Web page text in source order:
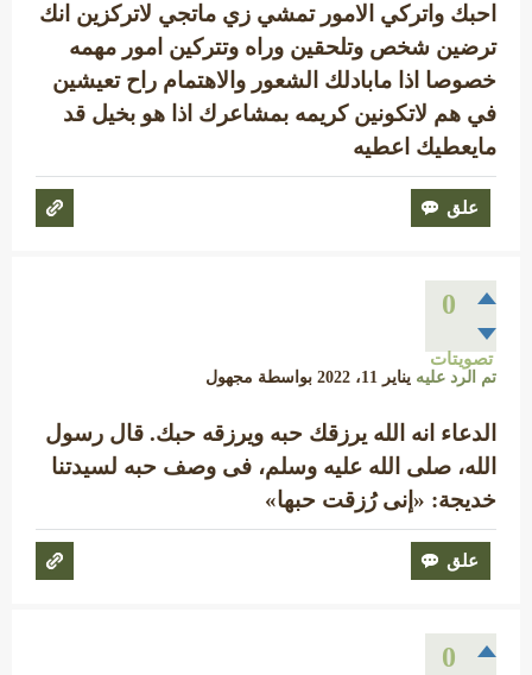
احبك واتركي الامور تمشي زي ماتجي لاتركزين انك
ترضين شخص وتلحقين وراه وتتركين امور مهمه
خصوصا اذا مابادلك الشعور والاهتمام راح تعيشين
في هم لاتكونين كريمه بمشاعرك اذا هو بخيل قد
مايعطيك اعطيه
0
تصويتات
تم الرد عليه يناير 11، 2022 بواسطة مجهول
الدعاء انه الله يرزقك حبه ويرزقه حبك. قال رسول
الله، صلى الله عليه وسلم، فى وصف حبه لسيدتنا
خديجة: «إنى رُزقت حبها»
0